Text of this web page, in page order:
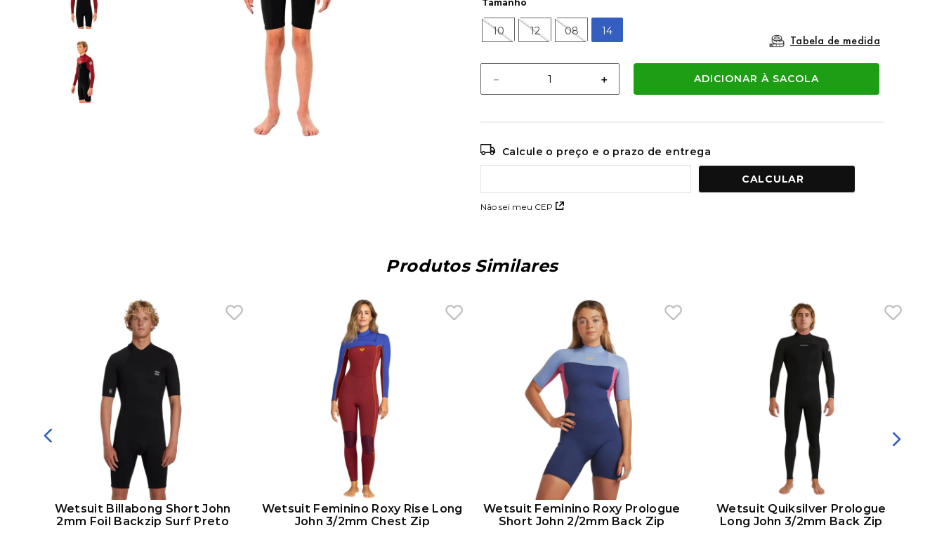
Tamanho
10 12 08 14
Tabela de medida
＋
－ ADICIONAR À SACOLA
Calcule o preço e o prazo de entrega
Não sei meu CEP
Produtos Similares
Wetsuit Billabong Short John
2mm Foil Backzip Surf Preto
Wetsuit Feminino Roxy Rise Long
John 3/2mm Chest Zip
Wetsuit Feminino Roxy Prologue
Short John 2/2mm Back Zip
Wetsuit Quiksilver Prologue
Long John 3/2mm Back Zip